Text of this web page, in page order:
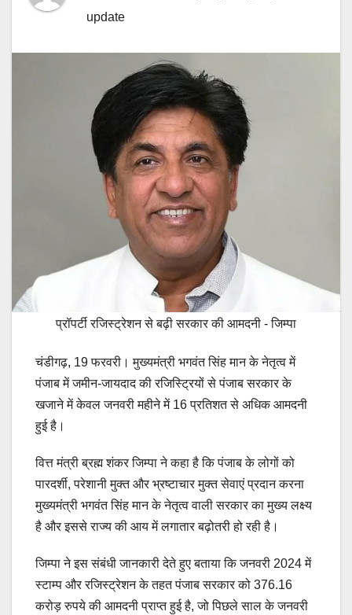
update
प्रॉपर्टी रजिस्ट्रेशन से बढ़ी सरकार की आमदनी - जिम्पा
चंडीगढ़, 19 फरवरी। मुख्यमंत्री भगवंत सिंह मान के नेतृत्व में
पंजाब में जमीन-जायदाद की रजिस्ट्रियों से पंजाब सरकार के
खजाने में केवल जनवरी महीने में 16 प्रतिशत से अधिक आमदनी
हुई है।
वित्त मंत्री ब्रह्म शंकर जिम्पा ने कहा है कि पंजाब के लोगों को
पारदर्शी, परेशानी मुक्त और भ्रष्टाचार मुक्त सेवाएं प्रदान करना
मुख्यमंत्री भगवंत सिंह मान के नेतृत्व वाली सरकार का मुख्य लक्ष्य
है और इससे राज्य की आय में लगातार बढ़ोतरी हो रही है।
जिम्पा ने इस संबंधी जानकारी देते हुए बताया कि जनवरी 2024 में
स्टाम्प और रजिस्ट्रेशन के तहत पंजाब सरकार को 376.16
करोड़ रुपये की आमदनी प्राप्त हुई है, जो पिछले साल के जनवरी